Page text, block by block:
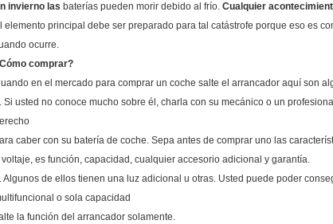
invierno las baterías pueden morir debido al frío. Cualquier
elemento principal debe ser preparado para tal catástrofe porque eso es
ocurre.
comprar?
en el mercado para comprar un coche salte el arrancador aquí son
Si usted no conoce mucho sobre él, charla con su mecánico o un
caber con su batería de coche. Sepa antes de comprar uno las
voltaje, es función, capacidad, cualquier accesorio adicional y garantía.
Algunos de ellos tienen una luz adicional u otras. Usted puede poder
o sola capacidad
la función del arrancador solamente.